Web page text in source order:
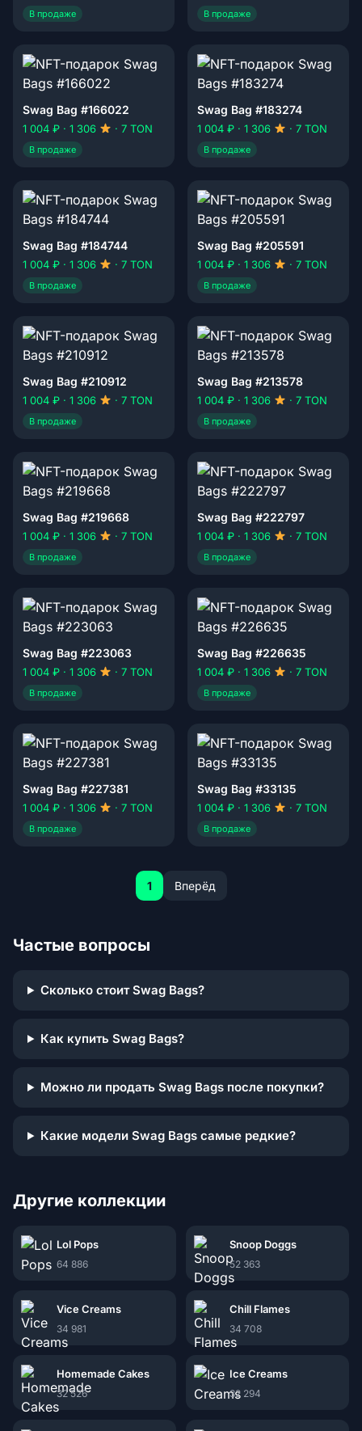
В продаже В продаже
Swag Bag #166022
1 004 ₽ · 1 306 · 7 TON
В продаже
Swag Bag #183274
1 004 ₽ · 1 306 · 7 TON
В продаже
Swag Bag #184744
1 004 ₽ · 1 306 · 7 TON
В продаже
Swag Bag #205591
1 004 ₽ · 1 306 · 7 TON
В продаже
Swag Bag #210912
1 004 ₽ · 1 306 · 7 TON
В продаже
Swag Bag #213578
1 004 ₽ · 1 306 · 7 TON
В продаже
Swag Bag #219668
1 004 ₽ · 1 306 · 7 TON
В продаже
Swag Bag #222797
1 004 ₽ · 1 306 · 7 TON
В продаже
Swag Bag #223063
1 004 ₽ · 1 306 · 7 TON
В продаже
Swag Bag #226635
1 004 ₽ · 1 306 · 7 TON
В продаже
Swag Bag #227381
1 004 ₽ · 1 306 · 7 TON
В продаже
Swag Bag #33135
1 004 ₽ · 1 306 · 7 TON
В продаже
1 Вперёд
Частые вопросы
Сколько стоит Swag Bags?
Как купить Swag Bags?
Можно ли продать Swag Bags после покупки?
Какие модели Swag Bags самые редкие?
Другие коллекции
Lol Pops
64 886
Snoop Doggs
52 363
Vice Creams
34 981
Chill Flames
34 708
Homemade Cakes
32 526
Ice Creams
32 294